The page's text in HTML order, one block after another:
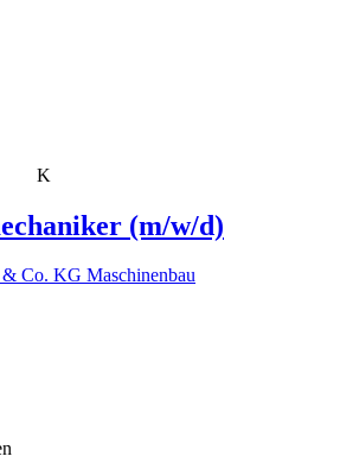
K
(m/w/d)
Co. KG Maschinenbau